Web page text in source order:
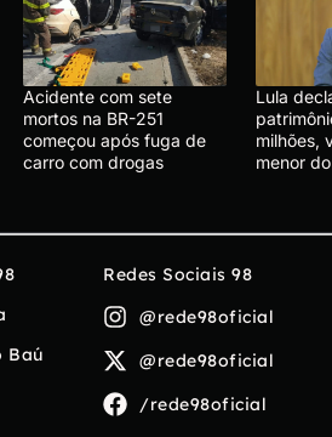
Acidente com sete
mortos na BR-251
começou após fuga de
carro com drogas
Lula
milhões,
menor
Baú
Redes Sociais 98
@rede98oficial
@rede98oficial
/rede98oficial